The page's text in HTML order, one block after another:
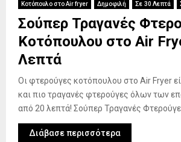
Κοτόπουλο στο Air fryer Δημοφιλή Σε 30 Λεπτά
Σούπερ Τραγανές
Κοτόπουλου στο Air
Λεπτά
Οι φτερούγες κοτόπουλου στο Air Fryer
και πιο τραγανές φτερούγες όλων των
από 20 λεπτά! Σούπερ Τραγανές
Διάβασε περισσότερα